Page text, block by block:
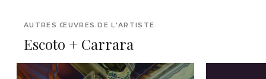
AUTRES ŒUVRES DE L'ARTISTE
Escoto + Carrara